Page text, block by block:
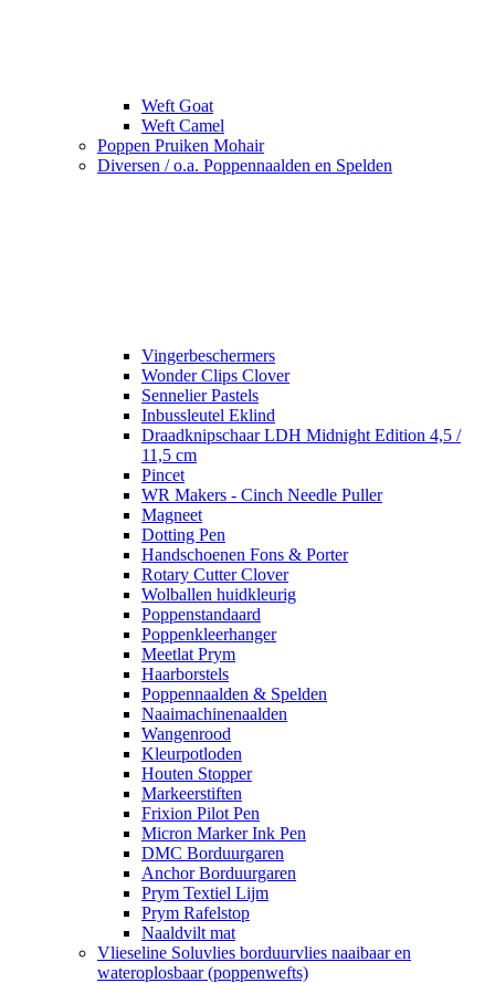
Weft Goat
Weft Camel
Poppen Pruiken Mohair
Diversen / o.a. Poppennaalden en Spelden
Vingerbeschermers
Wonder Clips Clover
Sennelier Pastels
Inbussleutel Eklind
Draadknipschaar LDH Midnight Edition 4,5 /
11,5 cm
Pincet
WR Makers - Cinch Needle Puller
Magneet
Dotting Pen
Handschoenen Fons & Porter
Rotary Cutter Clover
Wolballen huidkleurig
Poppenstandaard
Poppenkleerhanger
Meetlat Prym
Haarborstels
Poppennaalden & Spelden
Naaimachinenaalden
Wangenrood
Kleurpotloden
Houten Stopper
Markeerstiften
Frixion Pilot Pen
Micron Marker Ink Pen
DMC Borduurgaren
Anchor Borduurgaren
Prym Textiel Lijm
Prym Rafelstop
Naaldvilt mat
Vlieseline Soluvlies borduurvlies naaibaar en
wateroplosbaar (poppenwefts)